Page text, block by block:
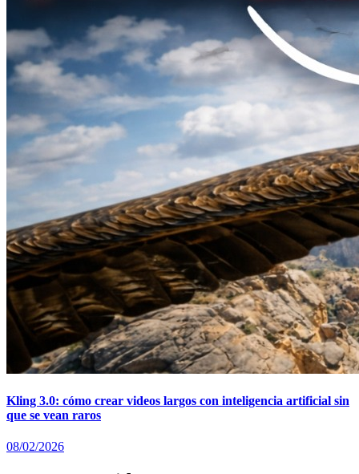
Kling 3.0: cómo crear videos largos con inteligencia artificial sin
que se vean raros
08/02/2026